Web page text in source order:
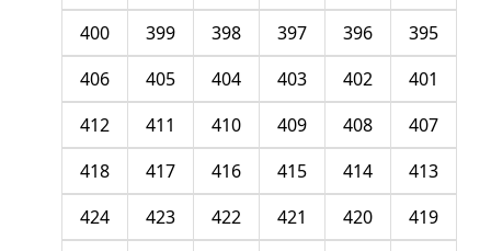
395
396
397
398
399
400
401
402
403
404
405
406
407
408
409
410
411
412
413
414
415
416
417
418
419
420
421
422
423
424